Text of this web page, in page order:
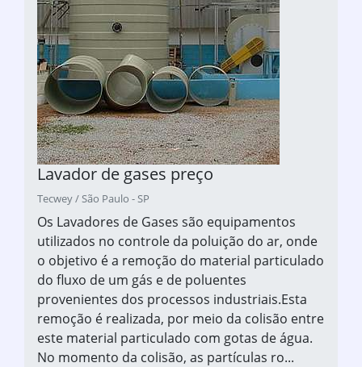
Lavador de gases preço
Tecwey / São Paulo - SP
Os Lavadores de Gases são equipamentos
utilizados no controle da poluição do ar, onde
o objetivo é a remoção do material particulado
do fluxo de um gás e de poluentes
provenientes dos processos industriais.Esta
remoção é realizada, por meio da colisão entre
este material particulado com gotas de água.
No momento da colisão, as partículas ro...